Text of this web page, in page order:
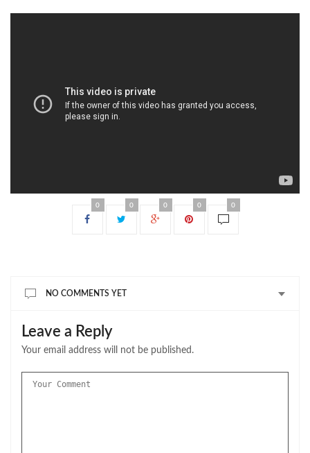
0 0 0 0 0
NO COMMENTS YET
Leave a Reply
Your email address will not be published.